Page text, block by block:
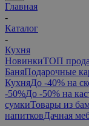
Главная
-
Каталог
-
Кухня
НовинкиТОП
БаняПодарочные
КухняДо -40% на
-50%До -50% на
сумкиТовары из
напитковДачная